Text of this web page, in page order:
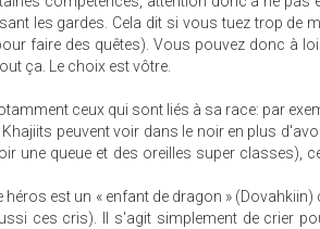
les gardes. Cela dit si vous tuez trop de
faire des quêtes). Vous pouvez donc à
ça. Le choix est vôtre.
ceux qui sont liés à sa race: par
peuvent voir dans le noir en plus
une queue et des oreilles super classes),
est un « enfant de dragon »
ces cris). Il s'agit simplement de crier